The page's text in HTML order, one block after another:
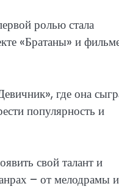
ролью стала
«Братаны» и
где она
популярность и
свой талант и
– от мелодрамы и